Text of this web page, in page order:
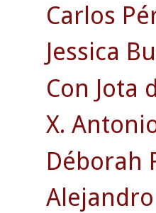
Carlos
Jessica
Con Jota
X.
Déborah
Alejandro